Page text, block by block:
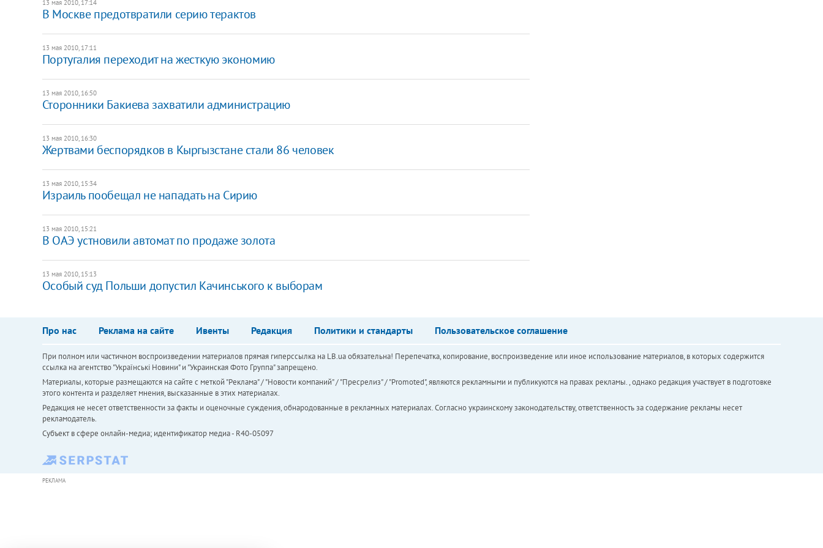
13 мая 2010, 17:14
В Москве предотвратили серию терактов
13 мая 2010, 17:11
Португалия переходит на жесткую экономию
13 мая 2010, 16:50
Сторонники Бакиева захватили администрацию
13 мая 2010, 16:30
Жертвами беспорядков в Кыргызстане стали 86 человек
13 мая 2010, 15:34
Израиль пообещал не нападать на Сирию
13 мая 2010, 15:21
В ОАЭ устновили автомат по продаже золота
13 мая 2010, 15:13
Особый суд Польши допустил Качинського к выборам
Про нас Реклама на сайте Ивенты Редакция Политики и стандарты Пользовательское соглашение
При полном или частичном воспроизведении материалов прямая гиперссылка на LB.ua обязательна! Перепечатка, копирование, воспроизведение или иное использование материалов, в которых содержится
ссылка на агентство "Українськi Новини" и "Украинская Фото Группа" запрещено.
Материалы, которые размещаются на сайте с меткой "Реклама" / "Новости компаний" / "Пресрелиз" / "Promoted", являются рекламными и публикуются на правах рекламы. , однако редакция участвует в подготовке
этого контента и разделяет мнения, высказанные в этих материалах.
Редакция не несет ответственности за факты и оценочные суждения, обнародованные в рекламных материалах. Согласно украинскому законодательству, ответственность за содержание рекламы несет
рекламодатель.
Субъект в сфере онлайн-медиа; идентификатор медиа - R40-05097
РЕКЛАМА